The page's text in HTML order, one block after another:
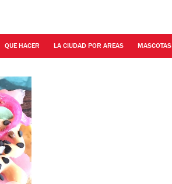
QUE HACER LA CIUDAD POR AREAS MASCOTAS